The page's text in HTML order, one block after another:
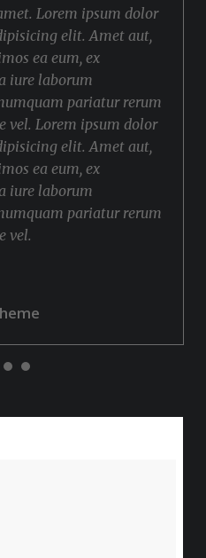
Lorem ipsum dolor
elit. Amet aut,
ea eum, ex
iure laborum
pariatur rerum
vel. Lorem ipsum dolor
elit. Amet aut,
ea eum, ex
iure laborum
pariatur rerum
vel.